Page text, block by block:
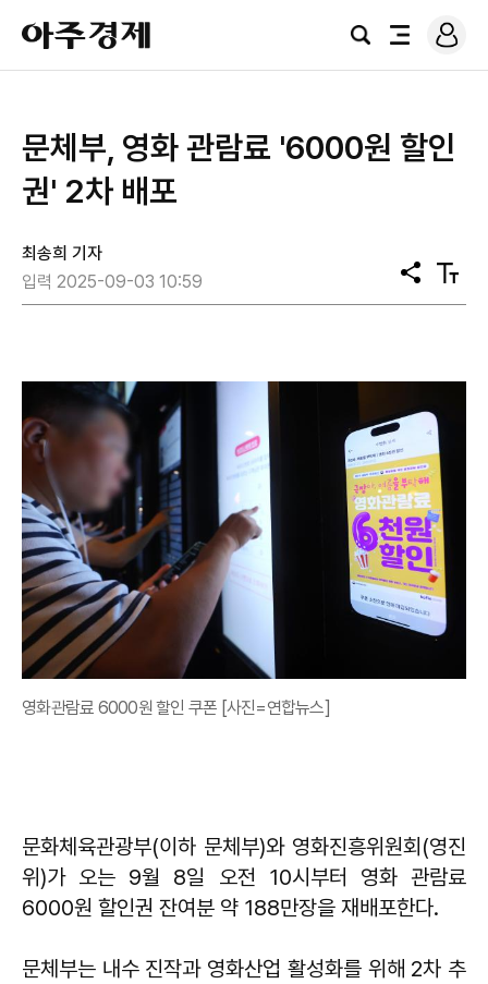
아
주
경
검
전
로
그
문체부, 영화 관람료 '6000원 할인
권' 2차 배포
최송희 기자
입력 2025-09-03 10:59
공
유
텍
스
영화관람료 6000원 할인 쿠폰 [사진=연합뉴스]
문화체육관광부(이하 문체부)와 영화진흥위원회(영진
위)가 오는 9월 8일 오전 10시부터 영화 관람료
6000원 할인권 잔여분 약 188만장을 재배포한다.
문체부는 내수 진작과 영화산업 활성화를 위해 2차 추